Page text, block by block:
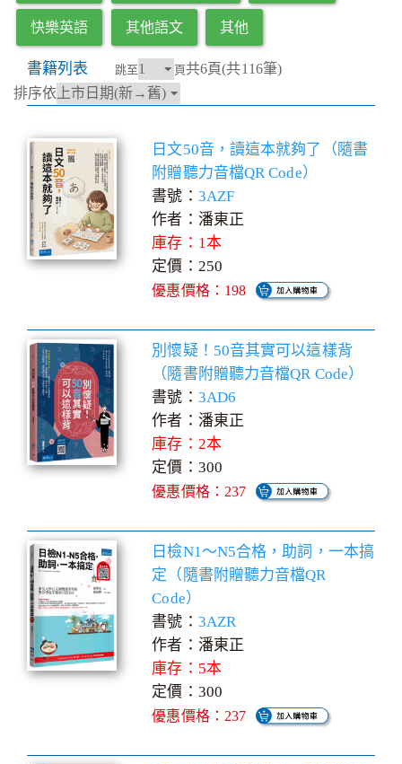
快樂英語 其他語文 其他
書籍列表 跳至 頁共6頁(共116筆)
排序依
日文50音，讀這本就夠了（隨書
附贈聽力音檔QR Code）
書號： 3AZF
作者：潘東正
庫存：1本
定價：250
優惠價格：198
別懷疑！50音其實可以這樣背
（隨書附贈聽力音檔QR Code）
書號： 3AD6
作者：潘東正
庫存：2本
定價：300
優惠價格：237
日檢N1～N5合格，助詞，一本搞
定（隨書附贈聽力音檔QR
Code）
書號： 3AZR
作者：潘東正
庫存：5本
定價：300
優惠價格：237